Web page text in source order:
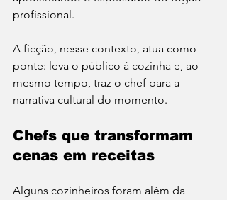
profissional.
A ficção, nesse contexto, atua como
ponte: leva o público à cozinha e, ao
mesmo tempo, traz o chef para a
narrativa cultural do momento.
Chefs que transformam
cenas em receitas
Alguns cozinheiros foram além da